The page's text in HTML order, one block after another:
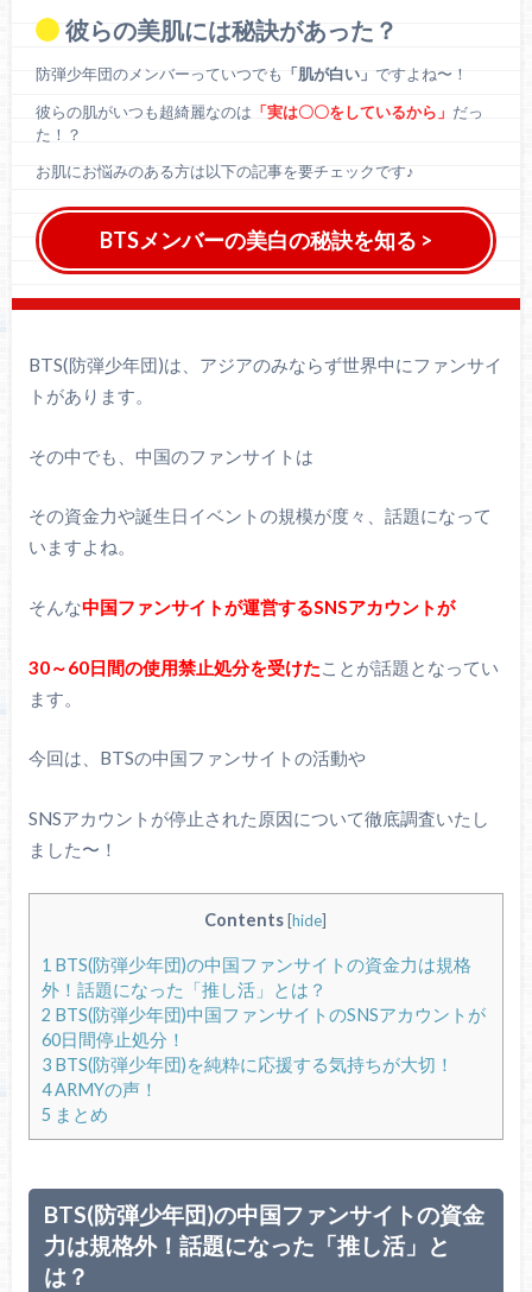
彼らの美肌には秘訣があった？
防弾少年団のメンバーっていつでも 「肌が白い」 ですよね〜！
彼らの肌がいつも超綺麗なのは 「実は〇〇をしているから」 だっ
た！？
お肌にお悩みのある方は以下の記事を要チェックです♪
BTSメンバーの美白の秘訣を知る >
BTS(防弾少年団)は、アジアのみならず世界中にファンサイ
トがあります。
その中でも、中国のファンサイトは
その資金力や誕生日イベントの規模が度々、話題になって
いますよね。
そんな中国ファンサイトが運営するSNSアカウントが
30～60日間の使用禁止処分を受けた ことが話題となってい
ます。
今回は、BTSの中国ファンサイトの活動や
SNSアカウントが停止された原因について徹底調査いたし
ました〜！
Contents [hide]
1 BTS(防弾少年団)の中国ファンサイトの資金力は規格
外！話題になった「推し活」とは？
2 BTS(防弾少年団)中国ファンサイトのSNSアカウントが
60日間停止処分！
3BTS(防弾少年団)を純粋に応援する気持ちが大切！
4ARMYの声！
5 まとめ
BTS(防弾少年団)の中国ファンサイトの資金
力は規格外！話題になった「推し活」と
は？